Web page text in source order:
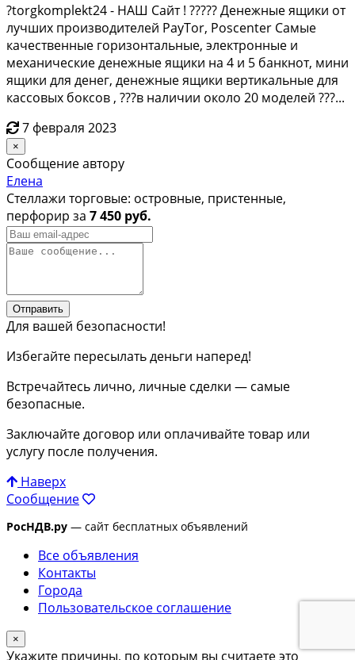
?torgkomplekt24 - НАШ Caйт ! ????? Денежные ящики от
лучших производителей PayTor, Poscenter Самые
качественные горизонтальные, электронные и
механические денежные ящики на 4 и 5 банкнот, мини
ящики для денег, денежные ящики вертикальные для
кассовых боксов , ???в наличии около 20 моделей ???...
7 февраля 2023
×
Сообщение автору
Елена
Стеллажи торговые: островные, пристенные,
перфорир за 7 450 руб.
Отправить
Для вашей безопасности!
Избегайте пересылать деньги наперед!
Встречайтесь лично, личные сделки — самые
безопасные.
Заключайте договор или оплачивайте товар или
услугу после получения.
Наверх
Сообщение
РосНДВ.ру — сайт бесплатных объявлений
Все объявления
Контакты
Города
Пользовательское соглашение
×
Укажите причины, по которым вы считаете это